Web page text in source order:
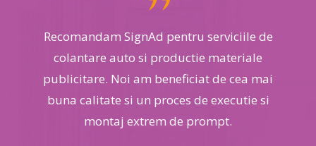
Recomandam SignAd pentru serviciile de
colantare auto si productie materiale
publicitare. Noi am beneficiat de cea mai
buna calitate si un proces de executie si
montaj extrem de prompt.